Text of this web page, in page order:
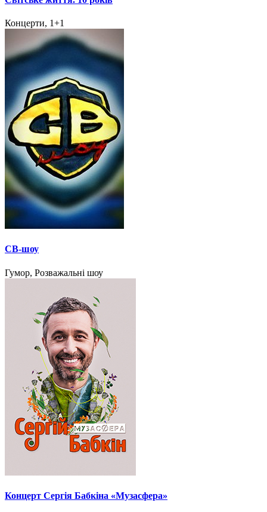
Концерти, 1+1
СВ-шоу
Гумор, Розважальні шоу
Концерт Сергія Бабкіна «Музасфера»